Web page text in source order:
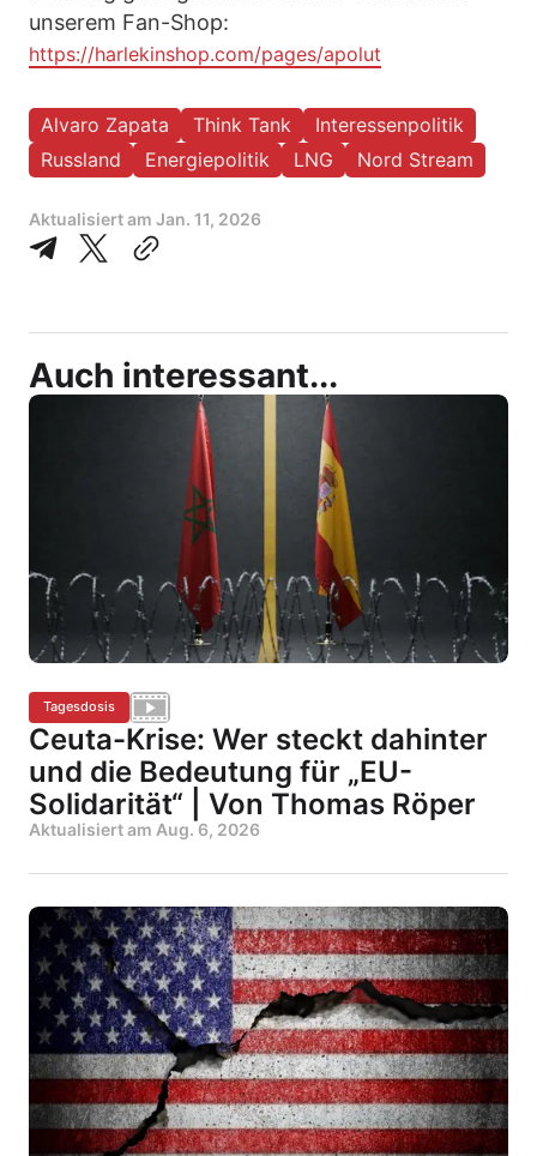
unserem Fan-Shop:
https://harlekinshop.com/pages/apolut
Alvaro Zapata Think Tank
Interessenpolitik
Russland
Energiepolitik LNG Nord Stream
Aktualisiert am Jan. 11, 2026
Auch interessant...
Tagesdosis
Ceuta-Krise: Wer steckt dahinter
und die Bedeutung für „EU-
Solidarität“ | Von Thomas Röper
Aktualisiert am Aug. 6, 2026